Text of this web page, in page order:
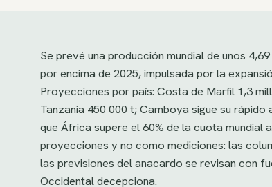
Se prevé una producción mundial de unos
por encima de 2025, impulsada por la
Proyecciones por país: Costa de Marfil 1,3
Tanzania 450 000 t; Camboya sigue su
que África supere el 60% de la cuota
proyecciones y no como mediciones: las
las previsiones del anacardo se revisan con
Occidental decepciona.